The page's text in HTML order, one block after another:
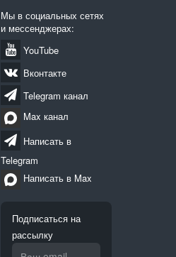
Мы в социальных сетях
и мессенджерах:
YouTube
Вконтакте
Telegram канал
Max канал
Написать в
Telegram
Написать в Max
Подписаться на
рассылку